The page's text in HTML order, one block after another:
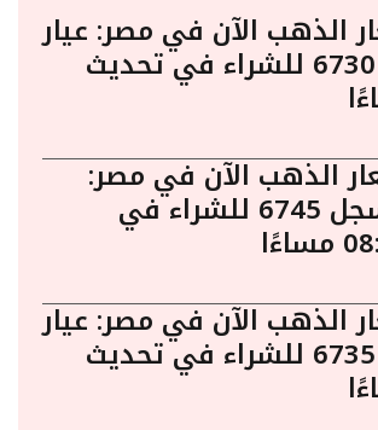
الذهب الآن في مصر: عيار
24 يسجل 6730 للشراء في تحديث
الذهب الآن في مصر:
عيار 24 يسجل 6745 للشراء في
الذهب الآن في مصر: عيار
24 يسجل 6735 للشراء في تحديث